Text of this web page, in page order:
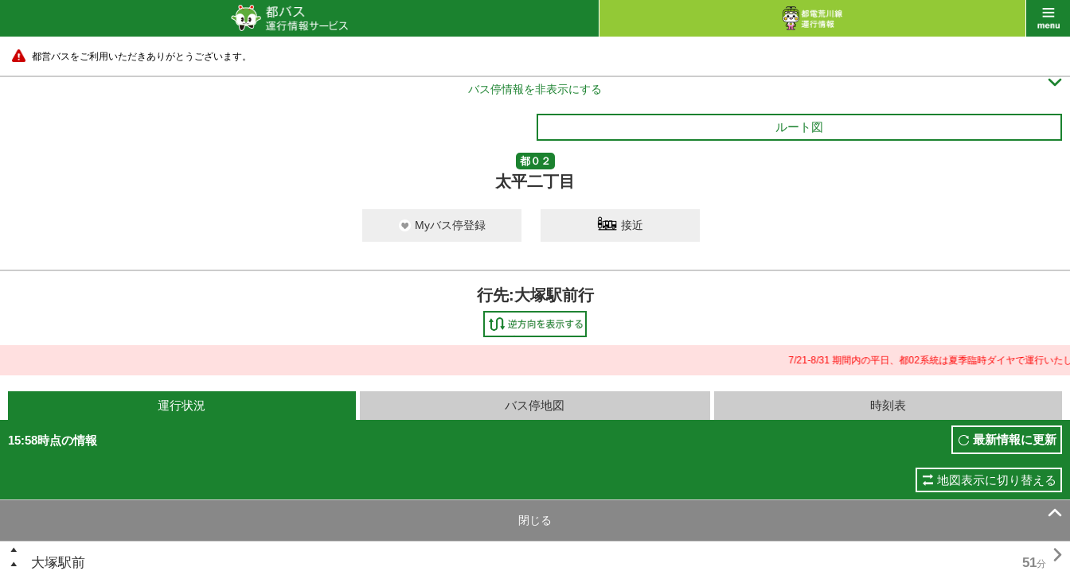
都営バスをご利用いただきありがとうございます。
バス停情報を非表示にする 
ルート図
都０２
太平二丁目
Myバス停登録 接近
行先:大塚駅前行
7/21-8/31 期間内の平日、都02系統は夏季臨時ダイヤで運行いたします
運行状況 バス停地図 時刻表
15:58時点の情報 最新情報に更新
地図表示に切り替える
閉じる 
大塚駅前 51分 